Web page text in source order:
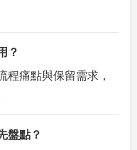
？
程痛點與保留需求，
盤點？